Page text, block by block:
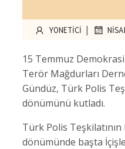
YONETICI |
15 Temmuz
Terör Mağdurları
Gündüz, Türk Polis
dönümünü kutladı.
Türk Polis
dönümünde başta